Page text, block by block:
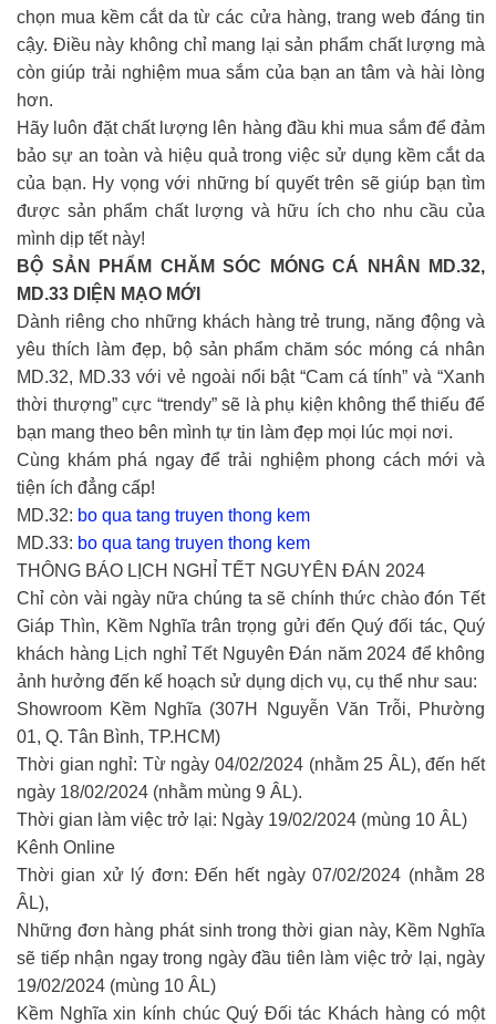
chọn mua kềm cắt da từ các cửa hàng, trang web đáng tin
cậy. Điều này không chỉ mang lại sản phẩm chất lượng mà
còn giúp trải nghiệm mua sắm của bạn an tâm và hài lòng
hơn.
Hãy luôn đặt chất lượng lên hàng đầu khi mua sắm để đảm
bảo sự an toàn và hiệu quả trong việc sử dụng kềm cắt da
của bạn. Hy vọng với những bí quyết trên sẽ giúp bạn tìm
được sản phẩm chất lượng và hữu ích cho nhu cầu của
mình dịp tết này!
BỘ SẢN PHẨM CHĂM SÓC MÓNG CÁ NHÂN MD.32,
MD.33 DIỆN MẠO MỚI
Dành riêng cho những khách hàng trẻ trung, năng động và
yêu thích làm đẹp, bộ sản phẩm chăm sóc móng cá nhân
MD.32, MD.33 với vẻ ngoài nổi bật “Cam cá tính” và “Xanh
thời thượng” cực “trendy” sẽ là phụ kiện không thể thiếu để
bạn mang theo bên mình tự tin làm đẹp mọi lúc mọi nơi.
Cùng khám phá ngay để trải nghiệm phong cách mới và
tiện ích đẳng cấp!
MD.32: bo qua tang truyen thong kem
MD.33: bo qua tang truyen thong kem
THÔNG BÁO LỊCH NGHỈ TẾT NGUYÊN ĐÁN 2024
Chỉ còn vài ngày nữa chúng ta sẽ chính thức chào đón Tết
Giáp Thìn, Kềm Nghĩa trân trọng gửi đến Quý đối tác, Quý
khách hàng Lịch nghỉ Tết Nguyên Đán năm 2024 để không
ảnh hưởng đến kế hoạch sử dụng dịch vụ, cụ thể như sau:
Showroom Kềm Nghĩa (307H Nguyễn Văn Trỗi, Phường
01, Q. Tân Bình, TP.HCM)
Thời gian nghỉ: Từ ngày 04/02/2024 (nhằm 25 ÂL), đến hết
ngày 18/02/2024 (nhằm mùng 9 ÂL).
Thời gian làm việc trở lại: Ngày 19/02/2024 (mùng 10 ÂL)
Kênh Online
Thời gian xử lý đơn: Đến hết ngày 07/02/2024 (nhằm 28
ÂL),
Những đơn hàng phát sinh trong thời gian này, Kềm Nghĩa
sẽ tiếp nhận ngay trong ngày đầu tiên làm việc trở lại, ngày
19/02/2024 (mùng 10 ÂL)
Kềm Nghĩa xin kính chúc Quý Đối tác Khách hàng có một